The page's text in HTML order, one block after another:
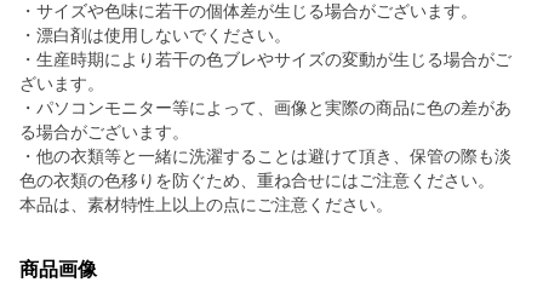
・サイズや色味に若干の個体差が生じる場合がございます。
・漂白剤は使用しないでください。
・生産時期により若干の色ブレやサイズの変動が生じる場合がご
ざいます。
・パソコンモニター等によって、画像と実際の商品に色の差があ
る場合がございます。
・他の衣類等と一緒に洗濯することは避けて頂き、保管の際も淡
色の衣類の色移りを防ぐため、重ね合せにはご注意ください。
本品は、素材特性上以上の点にご注意ください。
商品画像